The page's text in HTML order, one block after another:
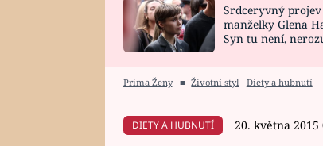
HOROSKOP NA
CELEBRITY
VAŘENÍ
Srdceryvný projev
manželky Glena
Syn tu není,
Prima Ženy ■ Životní styl Diety a hubnutí
DIETY A HUBNUTÍ 20. května 2015